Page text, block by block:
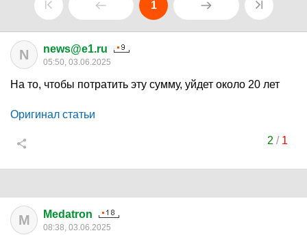
1
N news@e1.ru
05:50, 03.06.2025
На то, чтобы потратить эту сумму, уйдет около 20 лет
Оригинал статьи
2 / 1
M Medatron
08:38, 03.06.2025